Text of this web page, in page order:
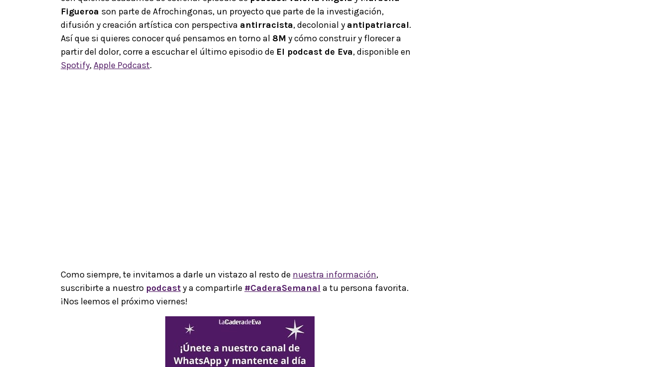
Figueroa son parte de Afrochingonas, un proyecto que parte de la investigación,
difusión y creación artística con perspectiva antirracista, decolonial y antipatriarcal.
Así que si quieres conocer qué pensamos en torno al 8M y cómo construir y florecer a
partir del dolor, corre a escuchar el último episodio de El podcast de Eva, disponible en
Spotify,Apple Podcast.
Como siempre, te invitamos a darle un vistazo al resto de nuestra información,
suscribirte a nuestro podcasty a compartirle #CaderaSemanal a tu persona favorita.
¡Nos leemos el próximo viernes!